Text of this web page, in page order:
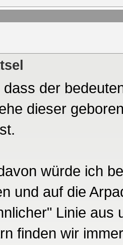
der
dieser
würde ich
und auf die
Linie aus
finden wir